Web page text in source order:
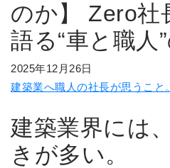
のか】 Zero社
語る“車と職人
2025年12月26日
建築業へ職人の社長が思うこと。
建築業界には
きが多い。